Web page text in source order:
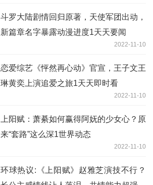
斗罗大陆剧情回归原著，天使军团出动，
新篇章名字暴露动漫进度1天天要闻
2022-11-10
恋爱综艺《怦然再心动》官宣，王子文王
琳黄奕上演追爱之旅1天天即时看
2022-11-10
上阳赋：萧綦如何赢得阿妩的少女心？原
来“套路”这么深1世界动态
2022-11-10
环球热议:《上阳赋》赵雅芝演技不行？